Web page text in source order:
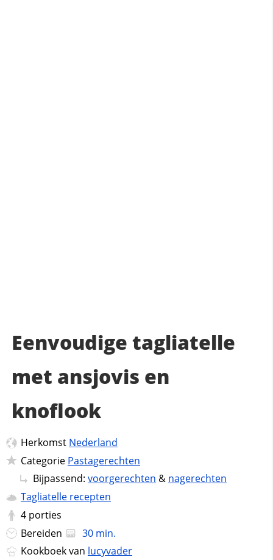
Eenvoudige tagliatelle
met ansjovis en
knoflook
Herkomst Nederland
Categorie Pastagerechten
Bijpassend: voorgerechten & nagerechten
Tagliatelle recepten
4 porties
Bereiden
30 min.
Kookboek van lucyvader